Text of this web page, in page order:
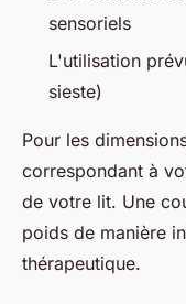
sensoriels
L'utilisation
sieste)
Pour les
correspondant à
de votre lit. Une
poids de manière
thérapeutique.